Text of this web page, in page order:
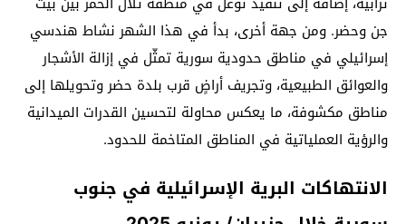
جن وحضر. ومن جهة أخرى، بدأ في هذا الشهر نشاط هندسي
إسرائيلي في مناطق حدودية سورية تمثّل في إزالة الأشجار
والعوائق الطبيعية، وتجريف أراضٍ قرب بلدة حضر وتحويلها إلى
مناطق مكشوفة، ما يعكس محاولة لتحسين القدرات الميدانية
والرؤية العملياتية في المناطق المتاخمة للحدود.
الانتهاكات البرية الإسرائيلية في جنوب